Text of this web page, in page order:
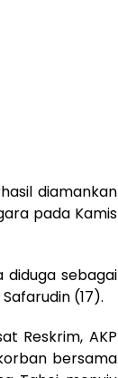
diamankan
pada Kamis
diduga sebagai
(17).
Reskrim, AKP
bersama